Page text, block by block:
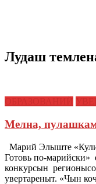
Лудаш
Мелна,
Марий Элыште
Готовь по-марийски»
конкурсын
увертареныт. «Чын